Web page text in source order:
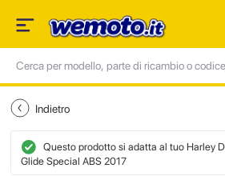
Indietro
Questo prodotto si adatta al tuo Harley
Glide Special ABS 2017